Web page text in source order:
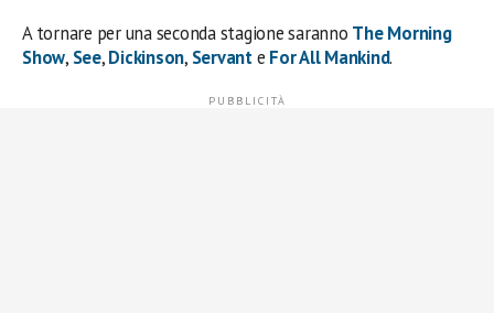
A tornare per una seconda stagione saranno The Morning
Show, See,Dickinson, Servante For All Mankind.